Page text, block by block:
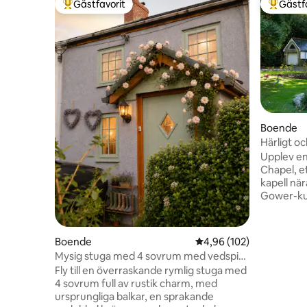
Populär gästfavorit
Gästfavorit
Boende 4,96 av 5 i
4,96 (102)
Mysig stuga med 4 sovrum med vedspis
nära Gower
Fly till en överraskande rymlig stuga med
4 sovrum full av rustik charm, med
ursprungliga balkar, en sprakande
Boende
Härligt
kapell,
Upplev
Chapel,
kapell
Gower-